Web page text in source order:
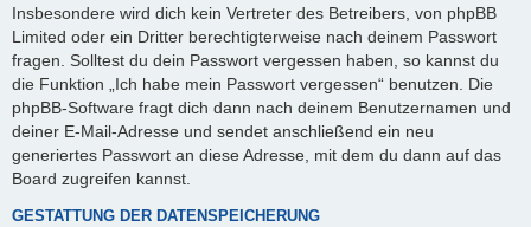
Insbesondere wird dich kein Vertreter des Betreibers, von phpBB
Limited oder ein Dritter berechtigterweise nach deinem Passwort
fragen. Solltest du dein Passwort vergessen haben, so kannst du
die Funktion „Ich habe mein Passwort vergessen“ benutzen. Die
phpBB-Software fragt dich dann nach deinem Benutzernamen und
deiner E-Mail-Adresse und sendet anschließend ein neu
generiertes Passwort an diese Adresse, mit dem du dann auf das
Board zugreifen kannst.
GESTATTUNG DER DATENSPEICHERUNG